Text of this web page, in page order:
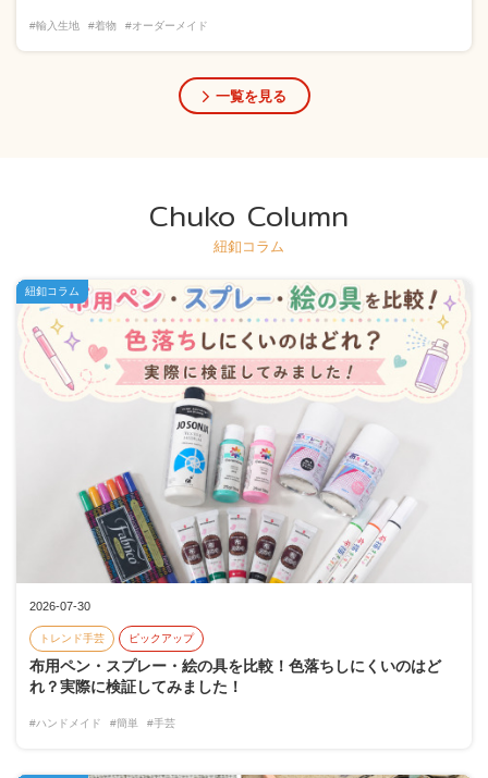
#輸入生地 #着物 #オーダーメイド
一覧を見る
Chuko Column
紐釦コラム
2026-07-30
トレンド手芸 ピックアップ
布用ペン・スプレー・絵の具を比較！色落ちしにくいのはど
れ？実際に検証してみました！
#ハンドメイド #簡単 #手芸
紐釦コラム